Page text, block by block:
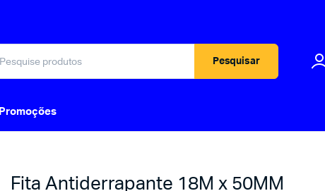
Pesquisar
Promoções
Fita Antiderrapante 18M x 50MM